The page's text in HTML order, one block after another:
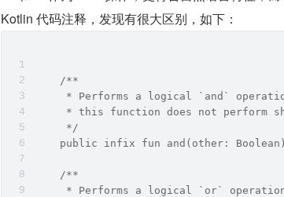
Kotlin 代码注释，发现有很大区别，如下：
    /**
* Performs a logical `and`
* this function does not perform
     */
public infix fun and(other:
    /**
* Performs a logical `or`